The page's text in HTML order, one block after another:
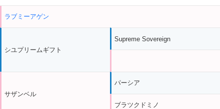
ラブミーアゲン
シユプリームギフト
サザンベル
Supreme Sovereign
パーシア
ブラツクドミノ